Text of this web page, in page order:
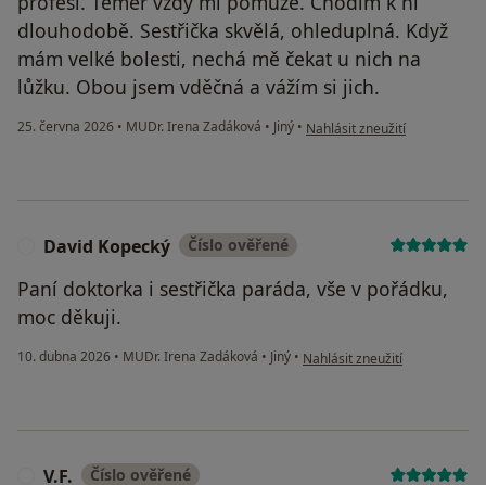
dlouhodobě. Sestřička skvělá, ohleduplná. Když
mám velké bolesti, nechá mě čekat u nich na
lůžku. Obou jsem vděčná a vážím si jich.
25. června 2026 • MUDr. Irena Zadáková • Jiný • podle názoru uživatele Lucie
Nahlásit zneužití
David Kopecký Číslo ověřené
Paní doktorka i sestřička paráda, vše v pořádku,
moc děkuji.
10. dubna 2026 • MUDr. Irena Zadáková • Jiný • podle názoru uživatele David
Nahlásit zneužití
V.F. Číslo ověřené